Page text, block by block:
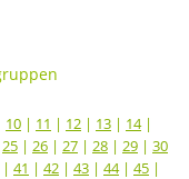
10 | 11 | 12 | 13 | 14|
25 | 26 | 27 | 28 | 29 | 30
| 41 | 42 | 43 | 44| 45 |